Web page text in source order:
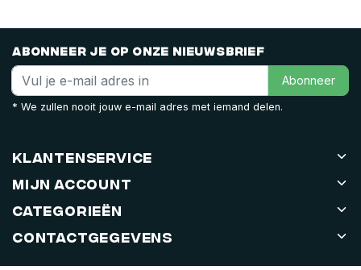
Abonneer je op onze nieuwsbrief
Abonneer
* We zullen nooit jouw e-mail adres met iemand delen.
Klantenservice
Mijn account
Categorieën
Contactgegevens